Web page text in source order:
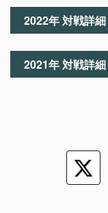
2022年 対戦詳細
2021年 対戦詳細